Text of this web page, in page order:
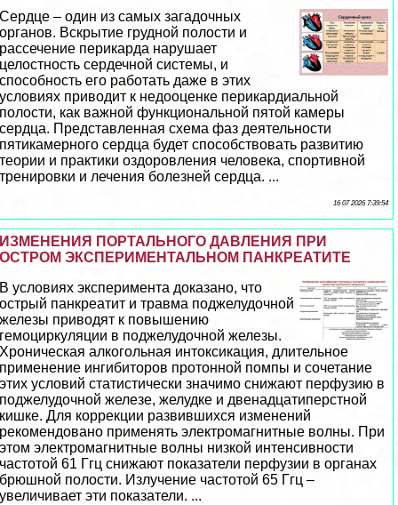
Сердце – один из самых загадочных
органов. Вскрытие грудной полости и
рассечение перикарда нарушает
целостность сердечной системы, и
способность его работать даже в этих
условиях приводит к недооценке перикардиальной
полости, как важной функциональной пятой камеры
сердца. Представленная схема фаз деятельности
пятикамерного сердца будет способствовать развитию
теории и пpaктики оздоровления человека, спортивной
тренировки и лечения болезней сердца. ...
16 07 2026 7:39:54
ИЗМЕНЕНИЯ ПОРТАЛЬНОГО ДАВЛЕНИЯ ПРИ
ОСТРОМ ЭКСПЕРИМЕНТАЛЬНОМ ПАНКРЕАТИТЕ
В условиях эксперимента доказано, что
острый панкреатит и травма поджелудочной
железы приводят к повышению
гемоциркуляции в поджелудочной железы.
Хроническая алкогольная интоксикация, длительное
применение ингибиторов протонной помпы и сочетание
этих условий статистически значимо снижают перфузию в
поджелудочной железе, желудке и двенадцатиперстной
кишке. Для коррекции развившихся изменений
рекомендовано применять электромагнитные волны. При
этом электромагнитные волны низкой интенсивности
частотой 61 Ггц снижают показатели перфузии в органах
брюшной полости. Излучение частотой 65 Ггц –
увеличивает эти показатели. ...